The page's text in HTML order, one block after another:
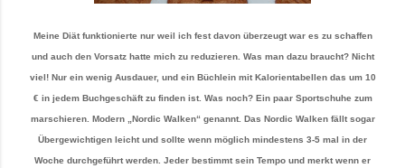
Meine Diät funktionierte nur weil ich fest davon überzeugt war es zu schaffen
und auch den Vorsatz hatte mich zu reduzieren. Was man dazu braucht? Nicht
viel! Nur ein wenig Ausdauer, und ein Büchlein mit Kalorientabellen das um 10
€ in jedem Buchgeschäft zu finden ist. Was noch? Ein paar Sportschuhe zum
marschieren. Modern „Nordic Walken“ genannt. Das Nordic Walken fällt sogar
Übergewichtigen leicht und sollte wenn möglich mindestens 3-5 mal in der
Woche durchgeführt werden. Jeder bestimmt sein Tempo und merkt wenn er